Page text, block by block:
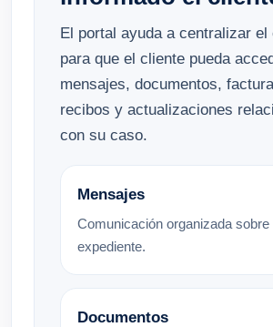
El portal ayuda a centralizar el
para que el cliente pueda
mensajes, documentos,
recibos y actualizaciones
con su caso.
Mensajes
Comunicación organizada sobre
expediente.
Documentos